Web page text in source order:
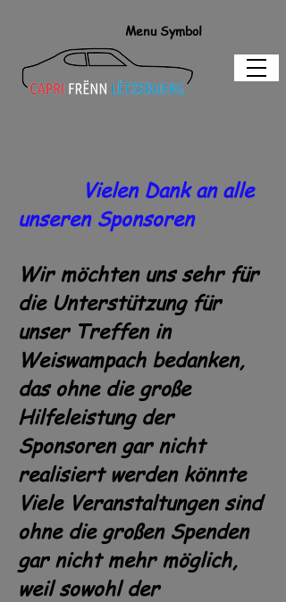
Menu Symbol
Vielen Dank an alle
unseren Sponsoren
Wir möchten uns sehr für
die Unterstützung für
unser Treffen in
Weiswampach bedanken,
das ohne die große
Hilfeleistung der
Sponsoren gar nicht
realisiert werden könnte
Viele Veranstaltungen sind
ohne die großen Spenden
gar nicht mehr möglich,
weil sowohl der